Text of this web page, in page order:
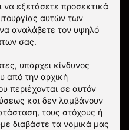
να εξετάσετε προσεκτικά
αυτών των
αναλάβετε τον υψηλό
σας.
υπάρχει κίνδυνος
από την αρχική
περιέχονται σε αυτόν
και δεν λαμβάνουν
τους στόχους ή
διαβάστε τα νομικά μας